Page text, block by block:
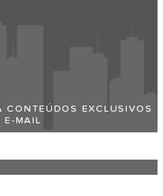
CONTEÚDOS EXCLUSIVOS
E-MAIL